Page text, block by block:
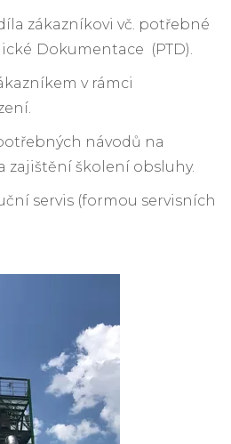
zákazníkovi vč. potřebné
Dokumentace (PTD).
v rámci
návodů na
zajištění školení obsluhy.
servis (formou servisních